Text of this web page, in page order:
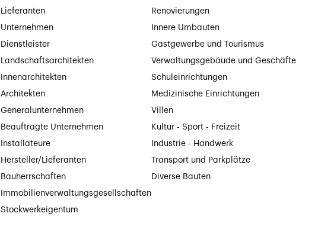
Lieferanten
Unternehmen
Dienstleister
Landschaftsarchitekten
Innenarchitekten
Architekten
Generalunternehmen
Beauftragte Unternehmen
Installateure
Hersteller/Lieferanten
Bauherrschaften
Immobilienverwaltungsgesellschaften
Stockwerkeigentum
Renovierungen
Innere Umbauten
Gastgewerbe und Tourismus
Verwaltungsgebäude und Geschäfte
Schuleinrichtungen
Medizinische Einrichtungen
Villen
Kultur - Sport - Freizeit
Industrie - Handwerk
Transport und Parkplätze
Diverse Bauten